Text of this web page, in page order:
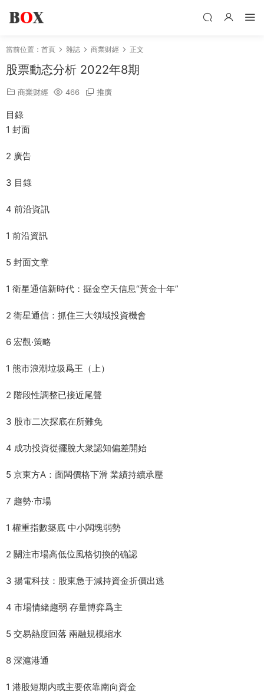
當前位置： 首頁 雜誌 商業财經 正文
股票動态分析 2022年8期
商業财經 466 推廣
目錄
1 封面
2 廣告
3 目錄
4 前沿資訊
1 前沿資訊
5 封面文章
1 衛星通信新時代：掘金空天信息“黃金十年”
2 衛星通信：抓住三大領域投資機會
6 宏觀·策略
1 熊市浪潮垃圾爲王（上）
2 階段性調整已接近尾聲
3 股市二次探底在所難免
4 成功投資從擺脫大衆認知偏差開始
5 京東方A：面闆價格下滑 業績持續承壓
7 趨勢·市場
1 權重指數築底 中小闆塊弱勢
2 關注市場高低位風格切換的确認
3 揚電科技：股東急于減持資金折價出逃
4 市場情緒趨弱 存量博弈爲主
5 交易熱度回落 兩融規模縮水
8 深滬港通
1 港股短期内或主要依靠南向資金